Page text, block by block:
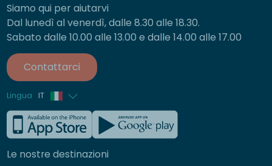
Siamo qui per aiutarvi
Dal lunedì al venerdì, dalle 8.30 alle 18.30.
Sabato dalle 10.00 alle 13.00 e dalle 14.00 alle 17.00
Contattarci
Lingua IT
Francese
Inglese
Tedesco
Le nostre destinazioni